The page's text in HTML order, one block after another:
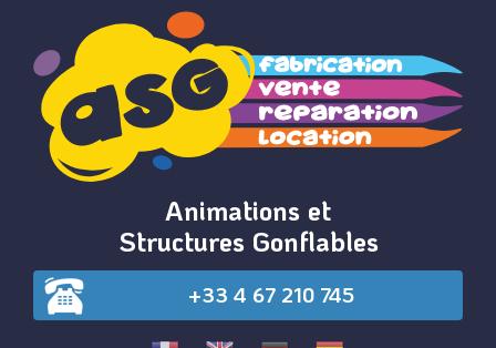
Animations et
Structures Gonflables
+33 4 67 210 745